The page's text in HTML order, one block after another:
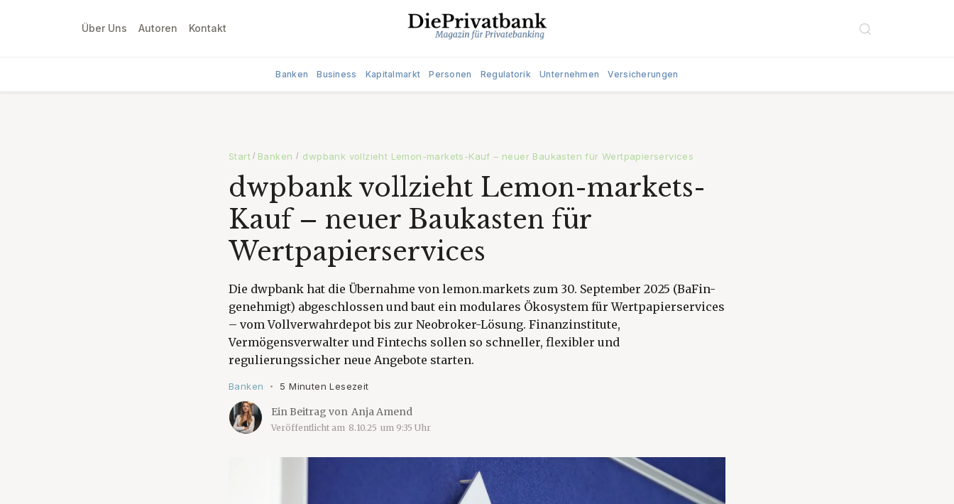
Über Uns Autoren Kontakt
Banken Business Kapitalmarkt Personen Regulatorik Unternehmen Versicherungen
Start / Banken / dwpbank vollzieht Lemon-markets-Kauf – neuer Baukasten für Wertpapierservices
dwpbank vollzieht Lemon-markets-
Kauf – neuer Baukasten für
Wertpapierservices
Die dwpbank hat die Übernahme von lemon.markets zum 30. September 2025 (BaFin-
genehmigt) abgeschlossen und baut ein modulares Ökosystem für Wertpapierservices
– vom Vollverwahrdepot bis zur Neobroker-Lösung. Finanzinstitute,
Vermögensverwalter und Fintechs sollen so schneller, flexibler und
regulierungssicher neue Angebote starten.
Banken • 5 Minuten Lesezeit
Ein Beitrag von Anja Amend
Veröffentlicht am 8.10.25 um 9:35 Uhr